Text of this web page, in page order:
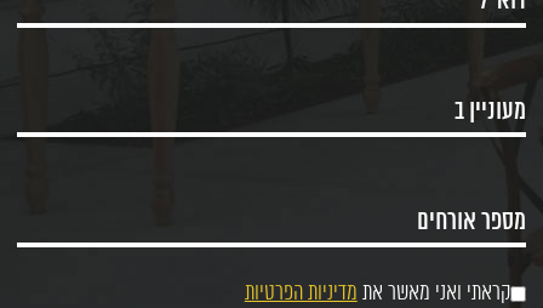
קראתי ואני מאשר את מדיניות הפרטיות